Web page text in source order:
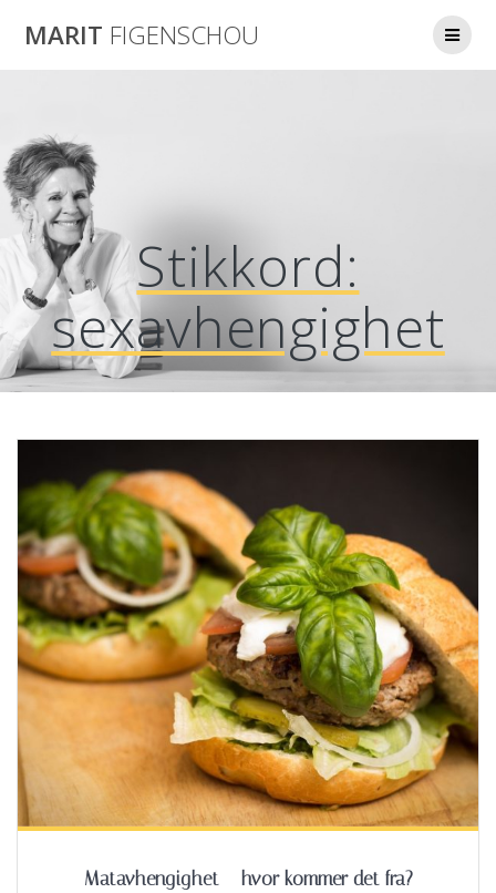
to
MARIT FIGENSCHOU
Stikkord:
sexavhengighet
Matavhengighet – hvor kommer det fra?